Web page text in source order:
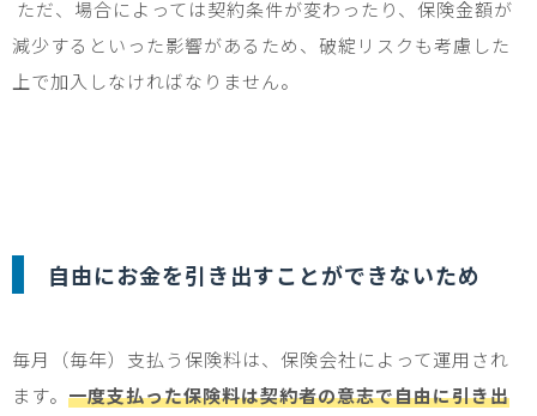
ただ、場合によっては契約条件が変わったり、保険金額が
減少するといった影響があるため、破綻リスクも考慮した
上で加入しなければなりません。
自由にお金を引き出すことができないため
毎月（毎年）支払う保険料は、保険会社によって運用され
ます。 一度支払った保険料は契約者の意志で自由に引き出